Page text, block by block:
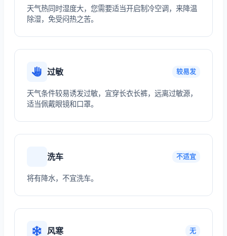
天气热同时湿度大，您需要适当开启制冷空调，来降温
除湿，免受闷热之苦。
过敏 较易发
天气条件较易诱发过敏，宜穿长衣长裤，远离过敏源，
适当佩戴眼镜和口罩。
洗车 不适宜
将有降水，不宜洗车。
风寒 无